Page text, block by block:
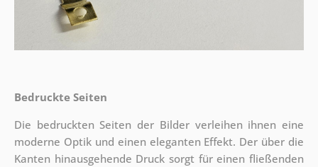
Bedruckte Seiten
Die bedruckten Seiten der Bilder verleihen ihnen eine
moderne Optik und einen eleganten Effekt. Der über die
Kanten hinausgehende Druck sorgt für einen fließenden